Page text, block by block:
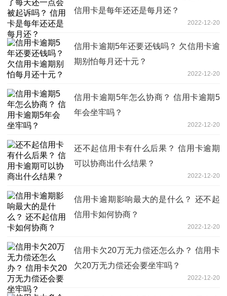
信用卡是每年还还是每月还？
2022-12-20
信用卡逾期5年还要还钱吗？ 欠信用卡逾
期别怕每月还十元？
2022-12-20
信用卡逾期5年怎么协商？ 信用卡逾期5
年会坐牢吗？
2022-12-20
还不起信用卡有什么后果？ 信用卡逾期
可以协商出什么结果？
2022-12-20
信用卡逾期影响最大的是什么？ 还不起
信用卡如何协商？
2022-12-20
信用卡欠20万无力偿还怎么办？ 信用卡
欠20万无力偿还会要坐牢吗？
2022-12-20